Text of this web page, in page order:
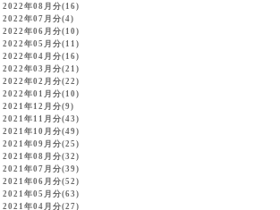
2022年08月分(16)
2022年07月分(4)
2022年06月分(10)
2022年05月分(11)
2022年04月分(16)
2022年03月分(21)
2022年02月分(22)
2022年01月分(10)
2021年12月分(9)
2021年11月分(43)
2021年10月分(49)
2021年09月分(25)
2021年08月分(32)
2021年07月分(39)
2021年06月分(52)
2021年05月分(63)
2021年04月分(27)